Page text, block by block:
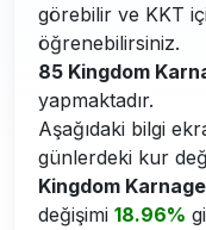
görebilir ve KKT
öğrenebilirsiniz.
85 Kingdom
yapmaktadır.
Aşağıdaki bilgi
günlerdeki kur
Kingdom Karnage
değişimi 18.96%